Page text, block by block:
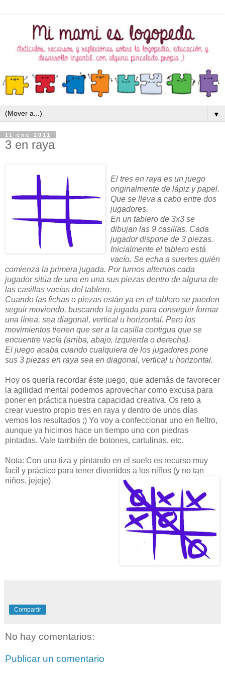
▼
11 ene 2011
3 en raya
El tres en raya es un juego
originalmente de lápiz y papel.
Que se lleva a cabo entre dos
jugadores.
En un tablero de 3x3 se
dibujan las 9 casillas. Cada
jugador dispone de 3 piezas.
Inicialmente el tablero está
vacío. Se echa a suertes quién
comienza la primera jugada. Por turnos alternos cada
jugador sitúa de una en una sus piezas dentro de alguna de
las casillas vacías del tablero.
Cuando las fichas o piezas están ya en el tablero se pueden
seguir moviendo, buscando la jugada para conseguir formar
una línea, sea diagonal, vertical u horizontal. Pero los
movimientos tienen que ser a la casilla contigua que se
encuentre vacía (arriba, abajo, izquierda o derecha).
El juego acaba cuando cualquiera de los jugadores pone
sus 3 piezas en raya sea en diagonal, vertical u horizontal.
Hoy os quería recordar éste juego, que además de favorecer
la agilidad mental podemos aprovechar como excusa para
poner en práctica nuestra capacidad creativa. Os reto a
crear vuestro propio tres en raya y dentro de unos días
vemos los resultados ;) Yo voy a confeccionar uno en fieltro,
aunque ya hicimos hace un tiempo uno con piedras
pintadas. Vale también de botones, cartulinas, etc.
Nota: Con una tiza y pintando en el suelo es recurso muy
facil y práctico para tener divertidos a los niños (y no tan
niños, jejeje)
Compartir
No hay comentarios:
Publicar un comentario